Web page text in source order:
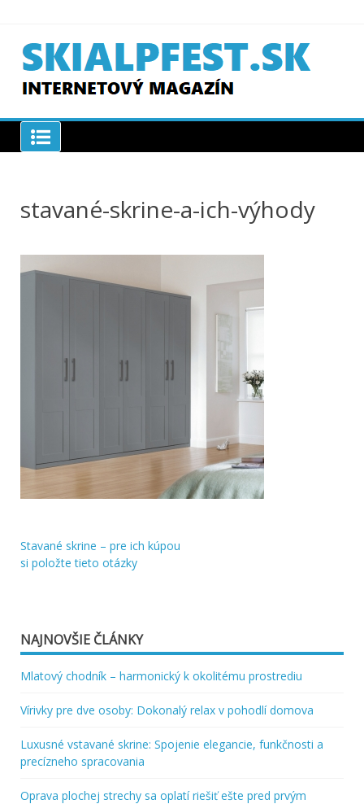
content
SKIAPLFEST.SK
stavané-skrine-a-ich-výhody
Navigácia
Stavané skrine – pre ich kúpou
si položte tieto otázky
NAJNOVŠIE ČLÁNKY
Mlatový chodník – harmonický k okolitému prostrediu
Vírivky pre dve osoby: Dokonalý relax v pohodlí domova
Luxusné vstavané skrine: Spojenie elegancie, funkčnosti a
precízneho spracovania
Oprava plochej strechy sa oplatí riešiť ešte pred prvým